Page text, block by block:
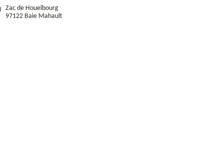
Zac de Houelbourg
97122 Baie Mahault